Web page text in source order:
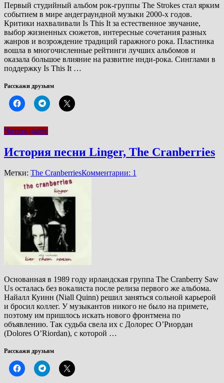
Первый студийный альбом рок-группы The Strokes стал ярким
событием в мире андеграундной музыки 2000-х годов.
Критики нахваливали Is This It за естественное звучание,
выбор жизненных сюжетов, интересные сочетания разных
жанров и возрождение традиций гаражного рока. Пластинка
вошла в многочисленные рейтинги лучших альбомов и
оказала большое влияние на развитие инди-рока. Синглами в
поддержку Is This It …
Расскажи друзьям
Читать далее
История песни Linger, The Cranberries
Метки: The CranberriesКомментарии: 1
Основанная в 1989 году ирландская группа The Cranberry Saw
Us осталась без вокалиста после релиза первого же альбома.
Найалл Куинн (Niall Quinn) решил заняться сольной карьерой
и бросил коллег. У музыкантов никого не было на примете,
поэтому им пришлось искать нового фронтмена по
объявлению. Так судьба свела их с Долорес О’Риордан
(Dolores O’Riordan), с которой …
Расскажи друзьям